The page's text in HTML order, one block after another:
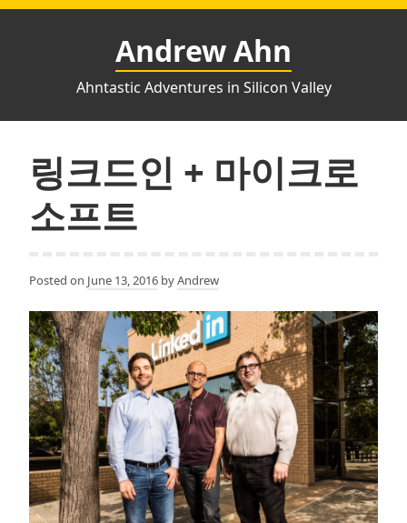
Skip
Andrew Ahn
Ahntastic Adventures in Silicon Valley
링크드인 + 마이크로
소프트
Posted on June 13, 2016 byAndrew